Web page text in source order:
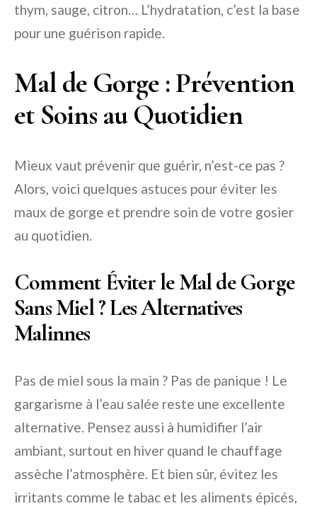
thym, sauge, citron… L’hydratation, c’est la base
pour une guérison rapide.
Mal de Gorge : Prévention
et Soins au Quotidien
Mieux vaut prévenir que guérir, n’est-ce pas ?
Alors, voici quelques astuces pour éviter les
maux de gorge et prendre soin de votre gosier
au quotidien.
Comment Éviter le Mal de Gorge
Sans Miel ? Les Alternatives
Malinnes
Pas de miel sous la main ? Pas de panique ! Le
gargarisme à l’eau salée reste une excellente
alternative. Pensez aussi à humidifier l’air
ambiant, surtout en hiver quand le chauffage
assèche l’atmosphère. Et bien sûr, évitez les
irritants comme le tabac et les aliments épicés,